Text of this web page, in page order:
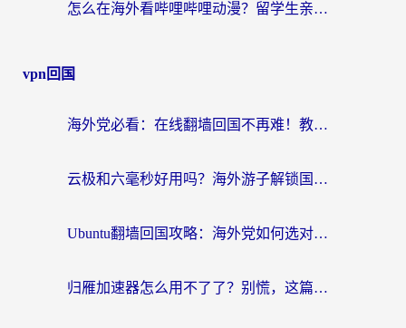
怎么在海外看哔哩哔哩动漫？留学生亲测有效的回国加速方案
vpn回国
海外党必看：在线翻墙回国不再难！教你选对加速器无缝刷国内资源
云极和六毫秒好用吗？海外游子解锁国内资源的真实答案
Ubuntu翻墙回国攻略：海外党如何选对加速器，无缝刷国内剧玩游戏？
归雁加速器怎么用不了了？别慌，这篇指南教你如何丝滑“回家”